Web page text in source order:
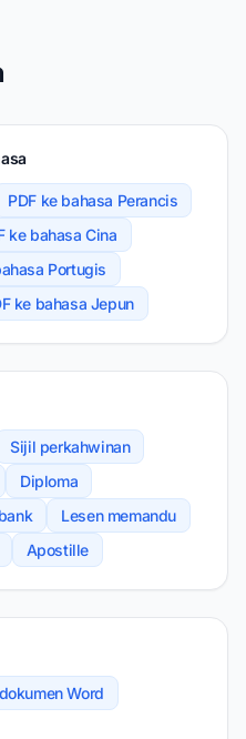
PDF ke bahasa Perancis
ke bahasa Cina
Portugis
ke bahasa Jepun
Sijil perkahwinan
Diploma
Lesen memandu
Apostille
Word